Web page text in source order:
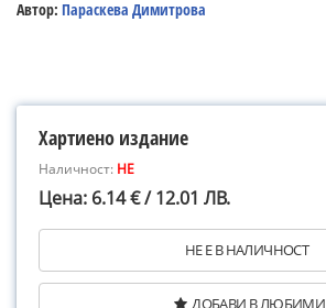
Автор: Параскева Димитрова
Хартиено издание
Наличност: НЕ
Цена: 6.14 € / 12.01 ЛВ.
НЕ Е В НАЛИЧНОСТ
ДОБАВИ В ЛЮБИМИ